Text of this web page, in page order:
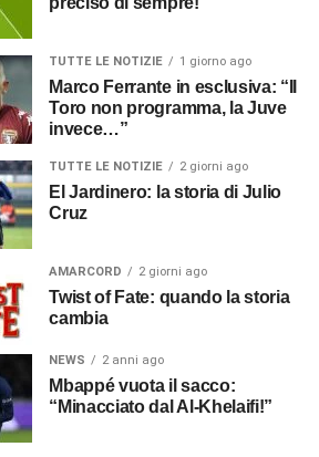
TUTTE LE NOTIZIE 1 giorno ago
Marco Ferrante in esclusiva: “Il
Toro non programma, la Juve
invece…”
TUTTE LE NOTIZIE 2 giorni ago
El Jardinero: la storia di Julio
Cruz
AMARCORD 2 giorni ago
Twist of Fate: quando la storia
cambia
NEWS 2 anni ago
Mbappé vuota il sacco:
“Minacciato dal Al-Khelaifi!”